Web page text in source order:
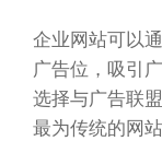
企业网站可以
广告位，吸引
选择与广告联
最为传统的网